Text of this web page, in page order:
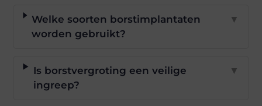
Welke soorten borstimplantaten
worden gebruikt?
▼
Is borstvergroting een veilige
ingreep?
▼